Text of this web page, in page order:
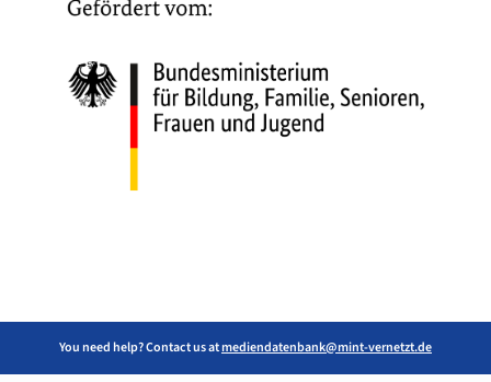
You need help? Contact us atmediendatenbank@mint-vernetzt.de